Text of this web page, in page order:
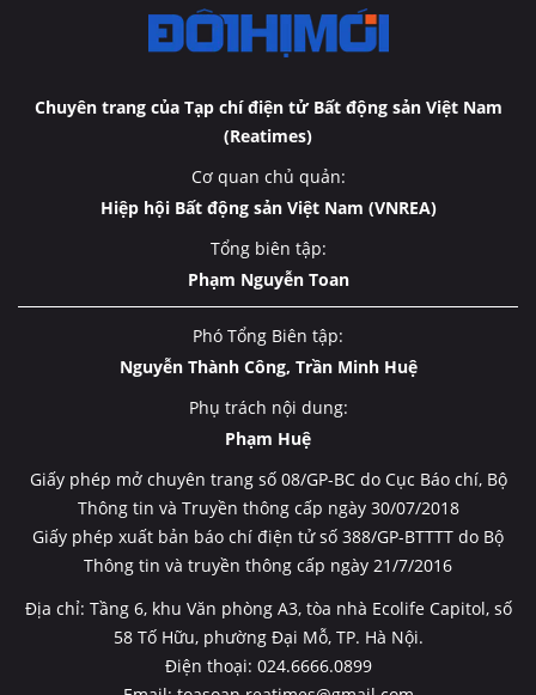
Chuyên trang của Tạp chí điện tử Bất động sản Việt Nam
(Reatimes)
Cơ quan chủ quản:
Hiệp hội Bất động sản Việt Nam (VNREA)
Tổng biên tập:
Phạm Nguyễn Toan
Phó Tổng Biên tập:
Nguyễn Thành Công, Trần Minh Huệ
Phụ trách nội dung:
Phạm Huệ
Giấy phép mở chuyên trang số 08/GP-BC do Cục Báo chí, Bộ
Thông tin và Truyền thông cấp ngày 30/07/2018
Giấy phép xuất bản báo chí điện tử số 388/GP-BTTTT do Bộ
Thông tin và truyền thông cấp ngày 21/7/2016
Địa chỉ: Tầng 6, khu Văn phòng A3, tòa nhà Ecolife Capitol, số
58 Tố Hữu, phường Đại Mỗ, TP. Hà Nội.
Điện thoại: 024.6666.0899